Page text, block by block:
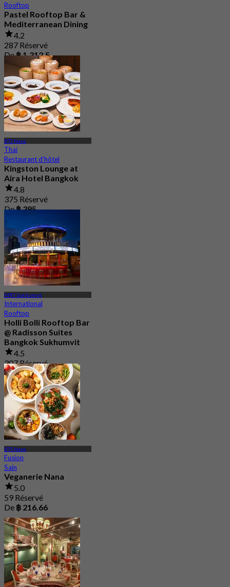
Rooftop
Pastel Rooftop Bar &
Mediterranean Dining
4.2
287 Réservé
De฿ 1,312.5
BTS Nana
Thaï
Restaurant d'hôtel
Kingston Lounge at
Aira Hotel Bangkok
4.8
375 Réservé
De฿ 395
MRT Sukhumvit
International
Rooftop
Holli Bolli Rooftop Bar
@ Radisson Suites
Bangkok Sukhumvit
4.5
307 Réservé
De฿ 881
BTS Nana
Fusion
Sain
Veganerie Nana
5.0
59 Réservé
De ฿ 216.66